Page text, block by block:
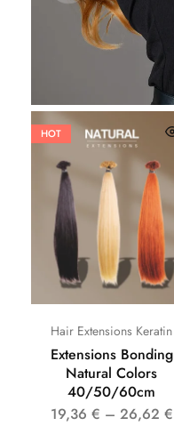
HOT
Hair Extensions Keratin
Extensions Bonding
Natural Colors
40/50/60cm
19,36 € – 26,62 €